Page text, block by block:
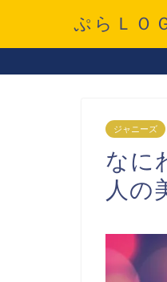
ぷらＬＯ
ジャニーズ
なに
人の